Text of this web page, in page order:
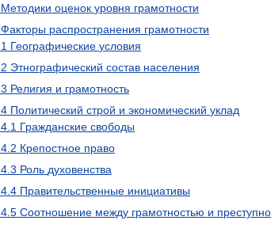
Методики оценок уровня грамотности
Факторы распространения грамотности
1 Географические условия
2 Этнографический состав населения
3 Религия и грамотность
4 Политический строй и экономический уклад
4 1 Гражданские свободы
4 2 Крепостное право
4 3 Роль духовенства
4 4 Правительственные инициативы
4 5 Соотношение между грамотностью и